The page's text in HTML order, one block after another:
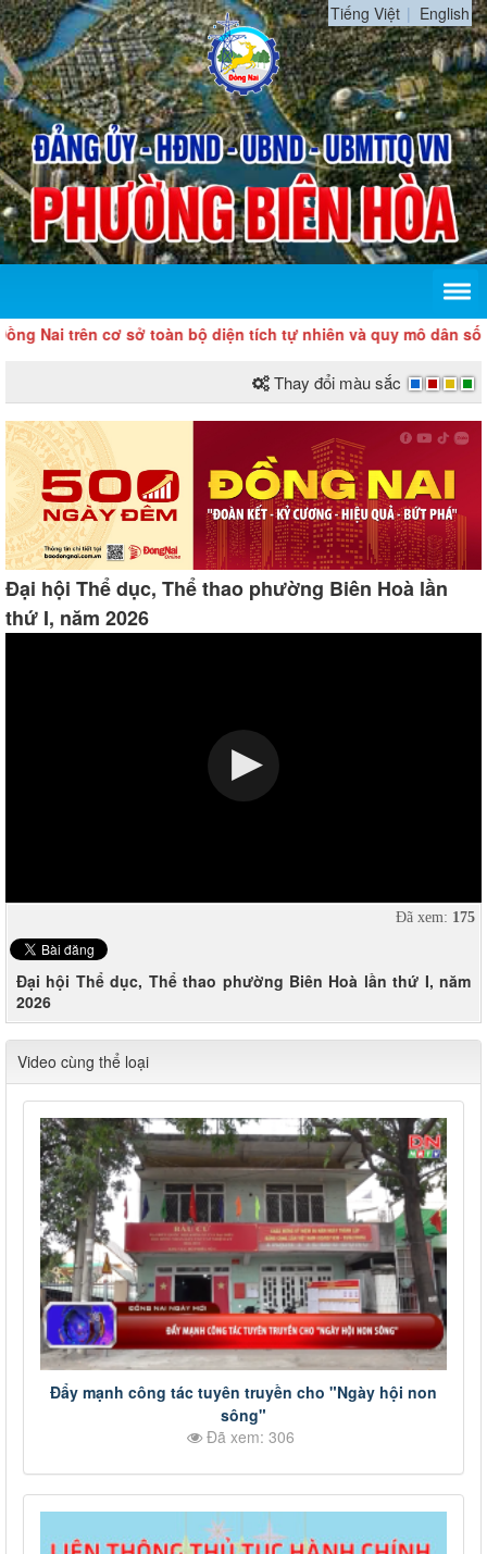
Tiếng Việt English
trên cơ sở toàn bộ diện tích tự nhiên và quy mô dân số của
Thay đổi màu sắc
Đại hội Thể dục, Thể thao phường Biên Hoà lần
thứ I, năm 2026
Đã xem: 175
Đại hội Thể dục, Thể thao phường Biên Hoà lần thứ I, năm
2026
Video cùng thể loại
Đẩy mạnh công tác tuyên truyền cho "Ngày hội non
sông"
Đã xem: 306